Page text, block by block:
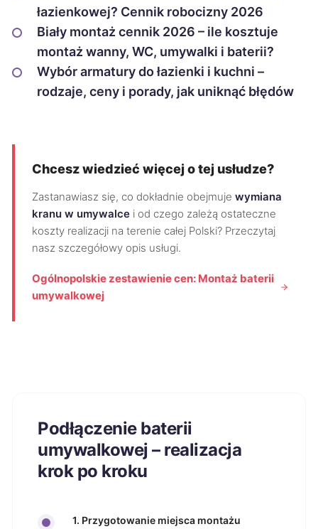
łazienkowej? Cennik robocizny 2026
Biały montaż cennik 2026 – ile kosztuje
montaż wanny, WC, umywalki i baterii?
Wybór armatury do łazienki i kuchni –
rodzaje, ceny i porady, jak uniknąć błędów
Chcesz wiedzieć więcej o tej usłudze?
Zastanawiasz się, co dokładnie obejmuje wymiana
kranu w umywalce i od czego zależą ostateczne
koszty realizacji na terenie całej Polski? Przeczytaj
nasz szczegółowy opis usługi.
Ogólnopolskie zestawienie cen: Montaż baterii
umywalkowej
Podłączenie baterii
umywalkowej – realizacja
krok po kroku
1. Przygotowanie miejsca montażu